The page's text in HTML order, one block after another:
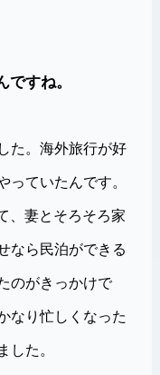
すね。
た。海外旅行が好
っていたんです。
、妻とそろそろ家
なら民泊ができる
のがきっかけで
なり忙しくなった
した。